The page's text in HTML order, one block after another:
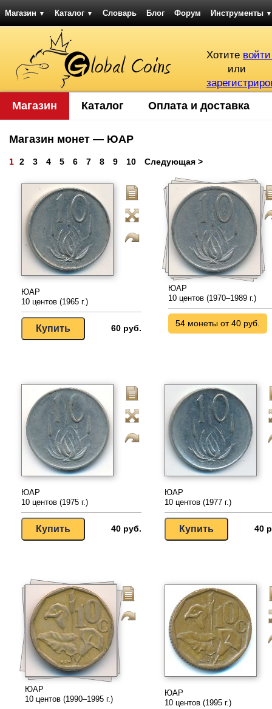
Магазин ▼ Каталог ▼ Словарь Блог Форум Инструменты ▼
Хотите
или
Магазин Каталог Оплата и доставка
Магазин монет — ЮАР
1 2 3 4 5 6 7 8 9 10 Следующая >
ЮАР
10 центов (1965 г.)
60 руб.
ЮАР
10 центов (1970–1989 г.)
54 монеты от 40 руб.
ЮАР
10 центов (1975 г.)
40 руб.
ЮАР
10 центов (1977 г.)
40
ЮАР
10 центов (1990–1995 г.)
ЮАР
10 центов (1995 г.)